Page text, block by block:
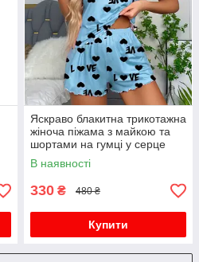
Яскраво блакитна трикотажна
жіноча піжама з майкою та
шортами на гумці у серце
В наявності
330 ₴ 480 ₴
Купити